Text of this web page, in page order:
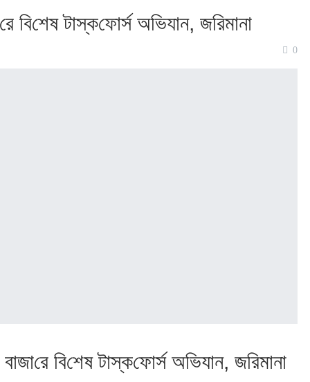
বি‌শেষ টাস্ক‌ফোর্স অ‌ভিযান, জ‌রিমানা
0
বি‌শেষ টাস্ক‌ফোর্স অ‌ভিযান, জ‌রিমানা